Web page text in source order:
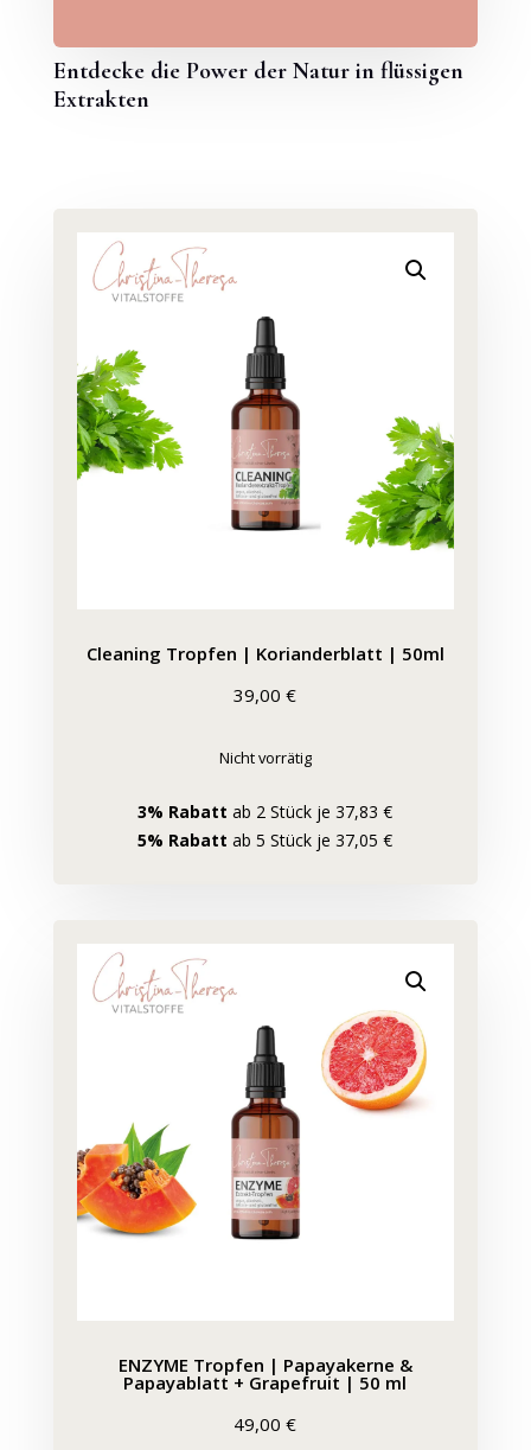
Entdecke die Power der Natur in flüssigen
Extrakten
Cleaning Tropfen | Korianderblatt | 50ml
39,00€
Nicht vorrätig
3% Rabatt ab 2 Stück je 37,83 €
5% Rabatt ab 5 Stück je 37,05 €
ENZYME Tropfen | Papayakerne &
Papayablatt + Grapefruit | 50 ml
49,00€